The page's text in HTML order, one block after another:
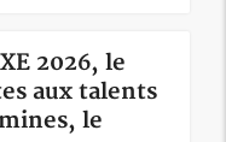
2026, le
aux talents
le